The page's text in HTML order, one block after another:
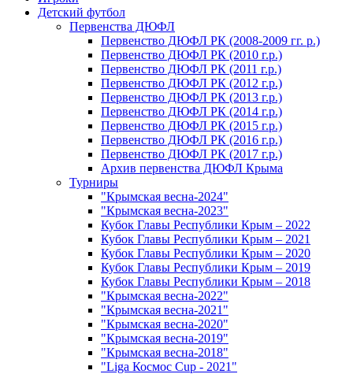
Детский футбол
Первенства ДЮФЛ
Первенство ДЮФЛ РК (2008-2009 гг. р.)
Первенство ДЮФЛ РК (2010 г.р.)
Первенство ДЮФЛ РК (2011 г.р.)
Первенство ДЮФЛ РК (2012 г.р.)
Первенство ДЮФЛ РК (2013 г.р.)
Первенство ДЮФЛ РК (2014 г.р.)
Первенство ДЮФЛ РК (2015 г.р.)
Первенство ДЮФЛ РК (2016 г.р.)
Первенство ДЮФЛ РК (2017 г.р.)
Архив первенства ДЮФЛ Крыма
Турниры
"Крымская весна-2024"
"Крымская весна-2023"
Кубок Главы Республики Крым – 2022
Кубок Главы Республики Крым – 2021
Кубок Главы Республики Крым – 2020
Кубок Главы Республики Крым – 2019
Кубок Главы Республики Крым – 2018
"Крымская весна-2022"
"Крымская весна-2021"
"Крымская весна-2020"
"Крымская весна-2019"
"Крымская весна-2018"
"Liga Космос Cup - 2021"